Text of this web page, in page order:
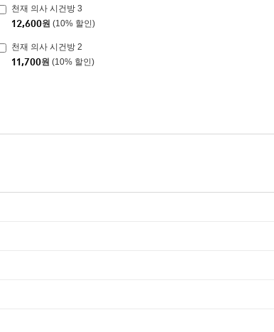
천재 의사 시건방 3
12,600원 (10% 할인)
천재 의사 시건방 2
11,700원 (10% 할인)